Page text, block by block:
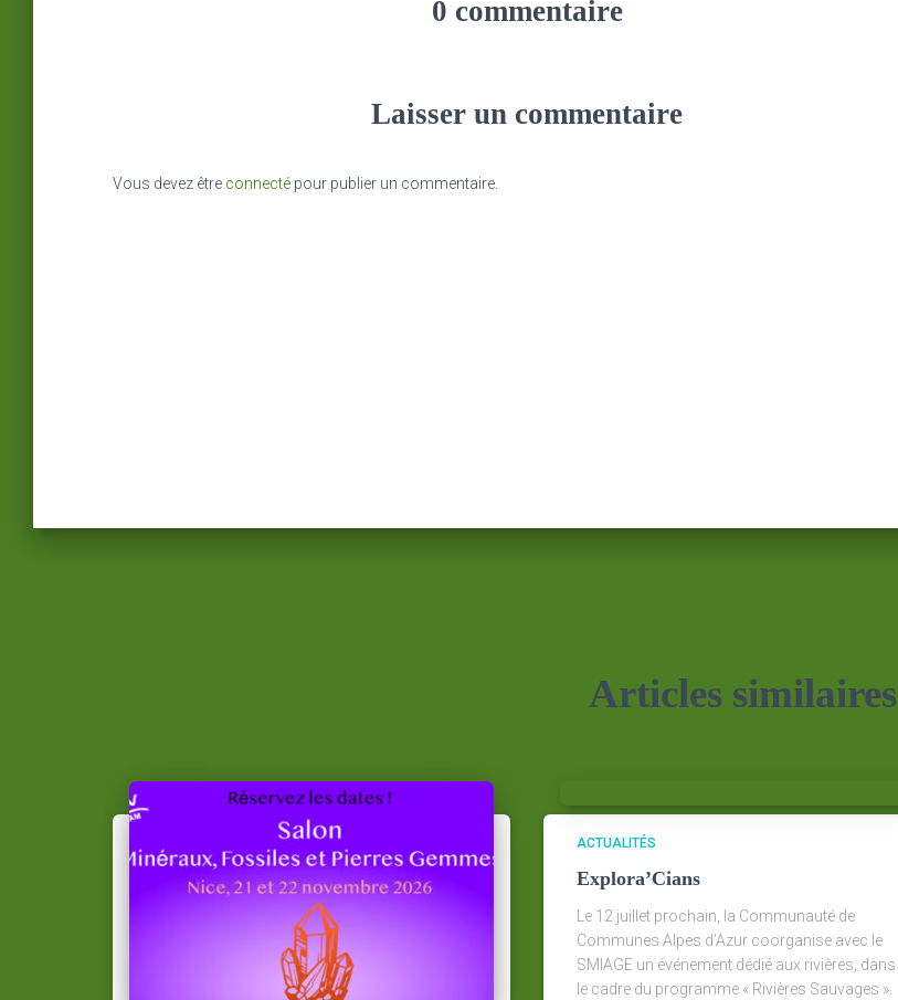
0 commentaire
Laisser un commentaire
Vous devez être connecté pour publier un commentaire.
Articles similaires
ACTUALITÉS
Explora’Cians
Le 12 juillet prochain, la Communauté de
Communes Alpes d’Azur coorganise avec le
SMIAGE un événement dédié aux rivières, dans
le cadre du programme « Rivières Sauvages ».